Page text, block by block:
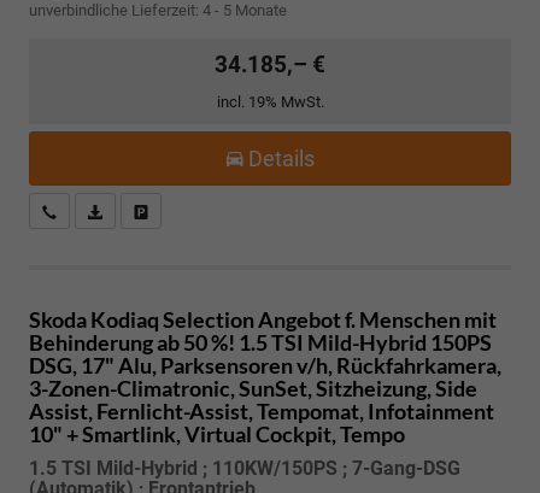
unverbindliche Lieferzeit: 4 - 5 Monate
34.185,– €
incl. 19% MwSt.
Details
Kostenloser Rückruf-Service
PDF-Datei, Fahrzeugexposé drucken
Skoda KodiaqSelection Angebot f. Menschen mit
Behinderung ab 50 %! 1.5 TSI Mild-Hybrid 150PS
DSG, 17" Alu, Parksensoren v/h, Rückfahrkamera,
3-Zonen-Climatronic, SunSet, Sitzheizung, Side
Assist, Fernlicht-Assist, Tempomat, Infotainment
10" + Smartlink, Virtual Cockpit, Tempo
1.5 TSI Mild-Hybrid ; 110KW/150PS ; 7-Gang-DSG